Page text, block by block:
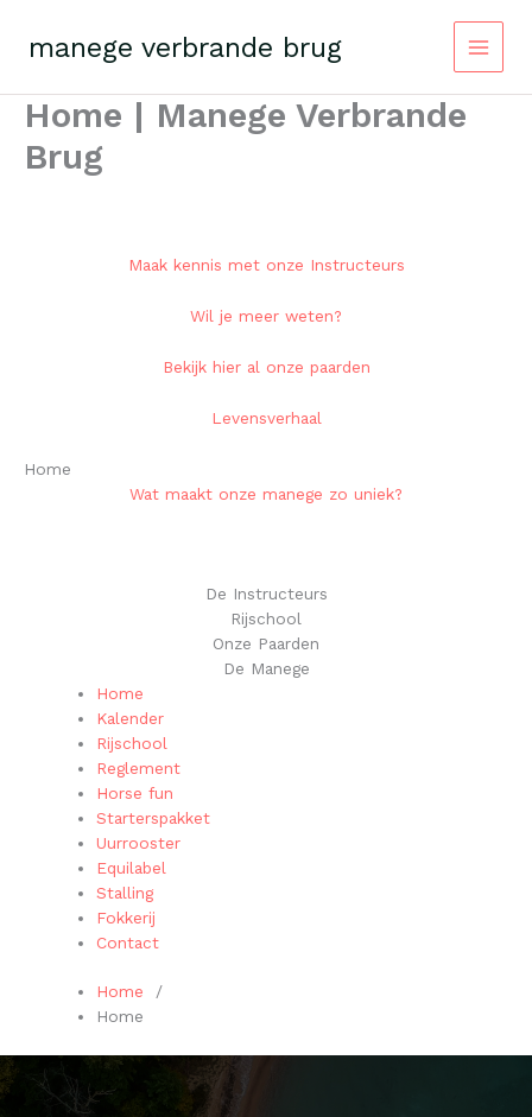
contentmanege verbrande brug
Home | Manege Verbrande
Brug
Maak kennis met onze Instructeurs
Wil je meer weten?
Bekijk hier al onze paarden
Levensverhaal
Home
Wat maakt onze manege zo uniek?
De Instructeurs
Rijschool
Onze Paarden
De Manege
Home
Kalender
Rijschool
Reglement
Horse fun
Starterspakket
Uurrooster
Equilabel
Stalling
Fokkerij
Contact
Home /
Home